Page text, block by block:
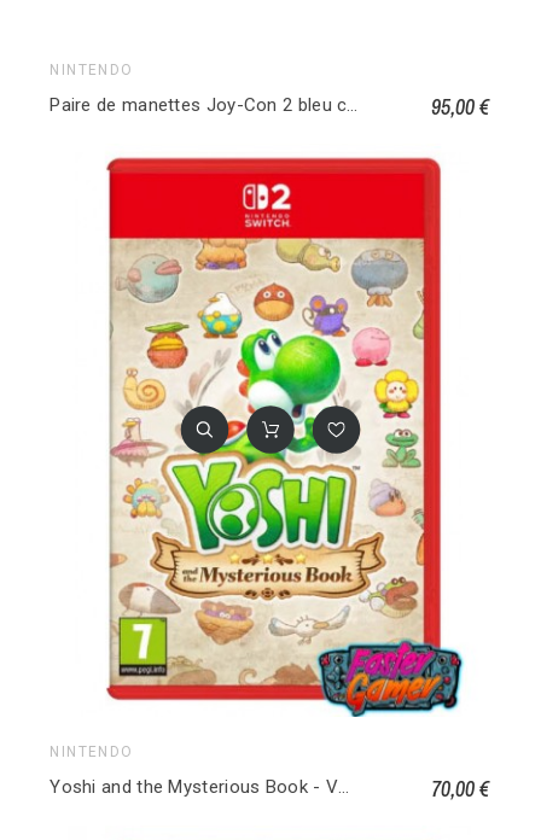
NINTENDO
Paire de manettes Joy-Con 2 bleu clair/rouge clair 95,00 €
NINTENDO
Yoshi and the Mysterious Book - Version Nintendo Switch 2 70,00 €